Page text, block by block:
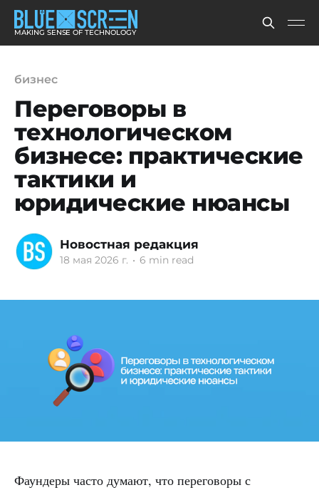
MAKING SENSE OF TECHNOLOGY
бизнес
Переговоры в
технологическом
бизнесе: практические
тактики и
юридические нюансы
Новостная редакция
18 мая 2026 г. • 6 min read
Фаундеры часто думают, что переговоры с